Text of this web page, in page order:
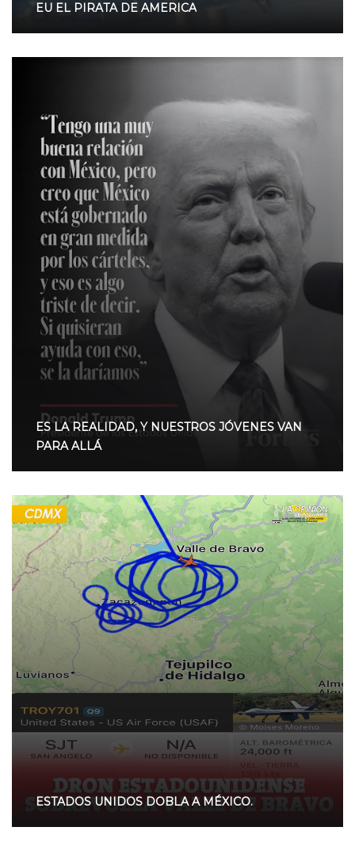
EU EL PIRATA DE AMERICA
ES LA REALIDAD, Y NUESTROS JÓVENES VAN
PARA ALLÁ
ESTADOS UNIDOS DOBLA A MÉXICO.